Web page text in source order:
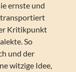
ernste und
transportiert
Kritikpunkt
So
und der
witzige Idee,